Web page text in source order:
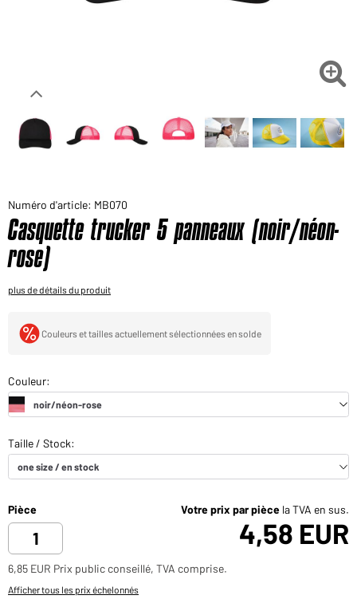

Numéro d'article: MB070
Casquette trucker 5 panneaux (noir/néon-
rose)
plus de détails du produit
Couleurs et tailles actuellement sélectionnées en solde
Pièce Votre prix par pièce la TVA en sus.
4,58 EUR
6,85 EUR Prix public conseillé, TVA comprise.
Afficher tous les prix échelonnés